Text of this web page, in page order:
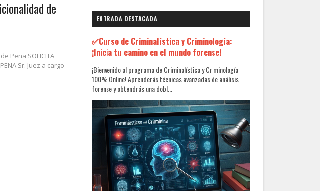
de
Pena SOLICITA
Sr. Juez a cargo
ENTRADA DESTACADA
✅Curso de Criminalística y Criminología:
¡Inicia tu camino en el mundo forense!
¡Bienvenido al programa de Criminalística y Criminología
100% Online! Aprenderás técnicas avanzadas de análisis
forense y obtendrás una dobl...